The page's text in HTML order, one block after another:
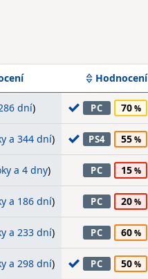
Hodnocení
dní) PC 70
a 344 dní) PS4 55
a 4 dny) PC 15
a 186 dní) PC 20
a 233 dní) PC 60
a 298 dní) PC 50